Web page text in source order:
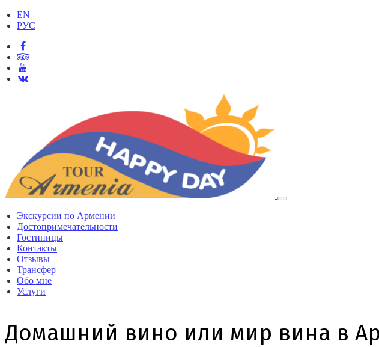
EN
РУС
Экскурсии по Армении
Достопримечательности
Гостиницы
Контакты
Отзывы
Трансфер
Обо мне
Услуги
Домашний вино или мир вина в